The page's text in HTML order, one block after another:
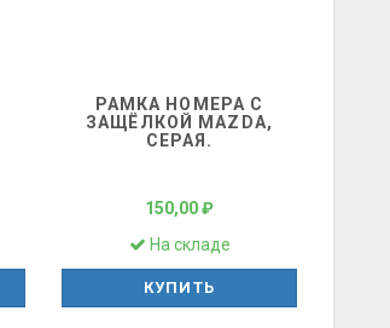
РАМКА НОМЕРА С
ЗАЩЁЛКОЙ MAZDA,
СЕРАЯ.
150,00 ₽
На складе
КУПИТЬ